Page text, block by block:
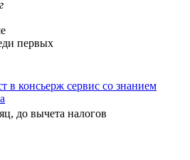
первых
в консьерж сервис со знанием
до вычета налогов